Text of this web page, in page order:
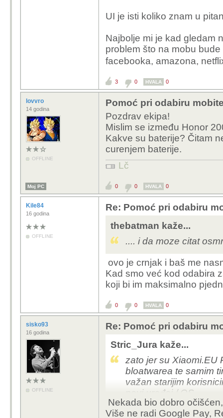
UI je isti koliko znam u
Najbolje mi je kad gledam
problem što na mobu
facebooka, amazona,
3 0 HVALA 0
lovvro
14 godina
OFFLINE
Pomoć pri odabiru
Pozdrav ekipa!
Mislim se između Honor
Kakve su baterije? Čitam
curenjem baterije.
Lč
Moj PC 0 0 HVALA 0
Kile84
16 godina
OFFLINE
Re: Pomoć pri odabiru
thebatman kaže...
.... i da moze citat
ovo je crnjak i baš me
Kad smo već kod odabira
koji bi im maksimalno
0 0 HVALA 0
sisko93
16 godina
OFFLINE
Re: Pomoć pri odabiru
Stric_Jura kaže...
zato jer su Xiaomi.EU
bloatwarea te samim
važan starijim
novi uređaj / OS....
Nekada bio dobro
Više ne radi Google Pay,